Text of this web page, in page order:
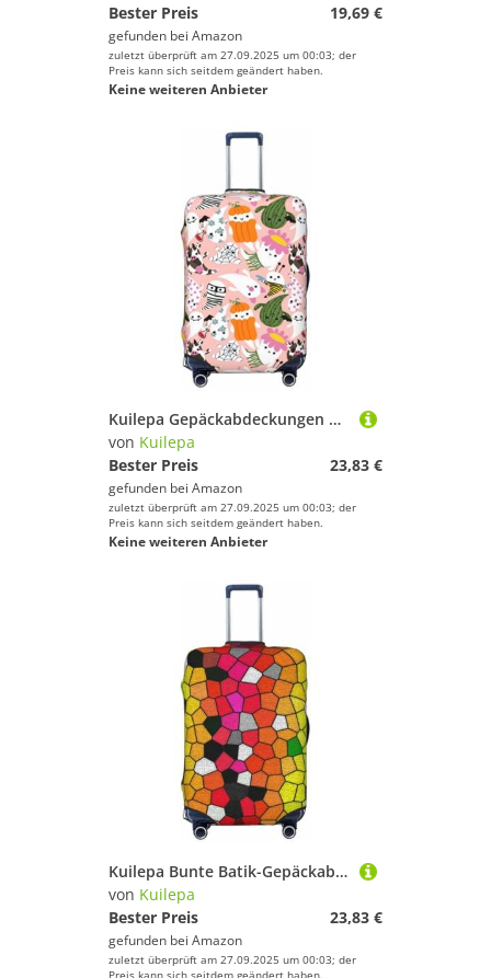
Bester Preis
19,69 €
gefunden bei Amazon
zuletzt überprüft am 27.09.2025 um 00:03; der
Preis kann sich seitdem geändert haben.
Keine weiteren Anbieter
Kuilepa Gepäckabdeckungen mit Cartoon-Halloween-Druck, elastisch, waschbar und dehnbar, kratzfest, passend für 45,7 - 81,3 cm Gepäck, kein Gepäck im Lieferumfang enthalten, Schwarz , xl
von Kuilepa
Bester Preis
23,83 €
gefunden bei Amazon
zuletzt überprüft am 27.09.2025 um 00:03; der
Preis kann sich seitdem geändert haben.
Keine weiteren Anbieter
Kuilepa Bunte Batik-Gepäckabdeckungen für Koffer, elastisch, waschbar und dehnbar, kratzfest, passend für 45,7 - 81,3 cm Gepäck, kein Gepäck im Lieferumfang enthalten, Schwarz , XL
von Kuilepa
Bester Preis
23,83 €
gefunden bei Amazon
zuletzt überprüft am 27.09.2025 um 00:03; der
Preis kann sich seitdem geändert haben.